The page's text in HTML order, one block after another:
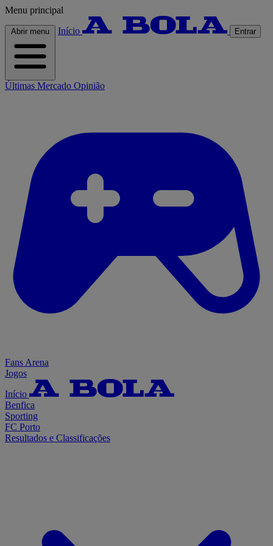
Menu principal
Abrir menu Início Entrar
Últimas Mercado Opinião
Fans Arena
Jogos
Início
Benfica
Sporting
FC Porto
Resultados e Classificações